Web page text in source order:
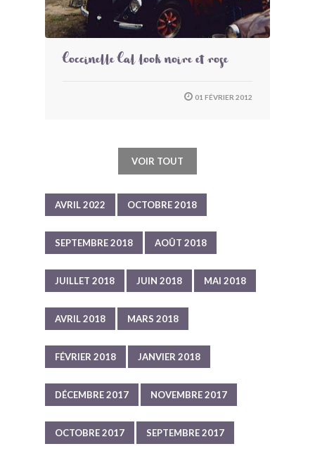
Coccinelle Cal look noire et rose
01 FÉVRIER 2012
VOIR TOUT
AVRIL 2022 OCTOBRE 2018
SEPTEMBRE 2018 AOÛT 2018
JUILLET 2018 JUIN 2018 MAI 2018
AVRIL 2018 MARS 2018
FÉVRIER 2018 JANVIER 2018
DÉCEMBRE 2017 NOVEMBRE 2017
OCTOBRE 2017 SEPTEMBRE 2017